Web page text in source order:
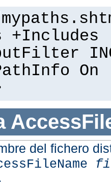
+Includes
On
del fichero